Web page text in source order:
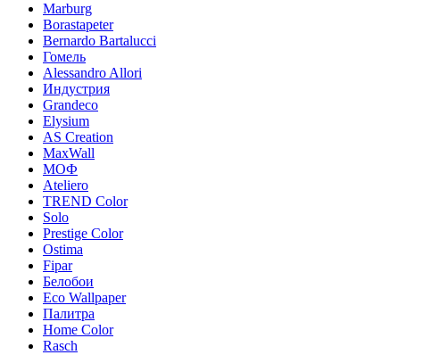
Marburg
Borastapeter
Bernardo Bartalucci
Гомель
Alessandro Allori
Индустрия
Grandeco
Elysium
AS Creation
MaxWall
МОФ
Ateliero
TREND Color
Solo
Prestige Color
Ostima
Fipar
Белобои
Eco Wallpaper
Палитра
Home Color
Rasch